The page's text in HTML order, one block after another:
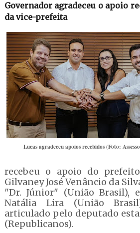
Governador agradeceu o apoio
da vice-prefeita
Lucas agradeceu apoios recebidos (Foto:
recebeu o apoio do
Gilvaney José Venâncio da
"Dr. Júnior" (União Brasil),
Natália Lira (União
articulado pelo deputado
(Republicanos).